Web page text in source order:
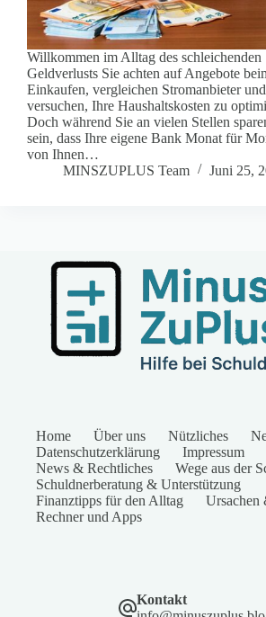
Willkommen im Alltag des schleichenden
Geldverlusts Sie achten auf Angebote
Einkaufen, vergleichen Stromanbieter und
versuchen, Ihre Haushaltskosten zu
Doch während Sie an vielen Stellen
sein, dass Ihre eigene Bank Monat für
von Ihnen…
MINSZUPLUS Team
Juni 25,
Home Über uns Nützliches
Datenschutzerklärung
Impressum
News & Rechtliches
Wege aus der
Schuldnerberatung & Unterstützung
Finanztipps für den Alltag
Ursachen
Rechner und Apps
Kontakt